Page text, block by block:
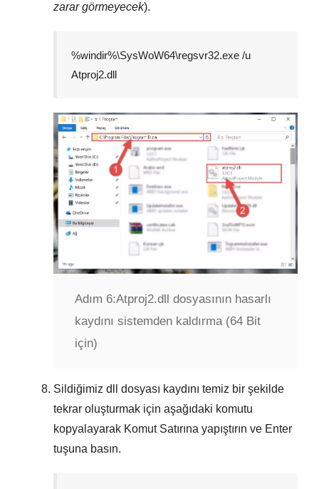
zarar görmeyecek).
%windir%\SysWoW64\regsvr32.exe /u
Atproj2.dll
Adım 6:Atproj2.dll dosyasının hasarlı
kaydını sistemden kaldırma (64 Bit
için)
Sildiğimiz dll dosyası kaydını temiz bir şekilde
tekrar oluşturmak için aşağıdaki komutu
kopyalayarak Komut Satırına yapıştırın ve Enter
tuşuna basın.